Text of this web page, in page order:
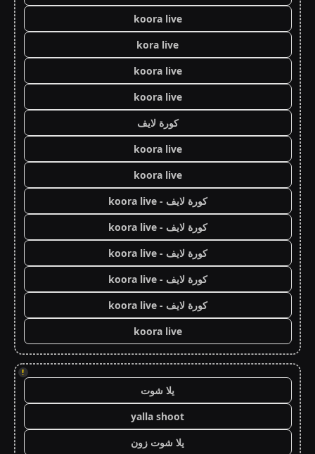
koora live
kora live
koora live
koora live
كورة لايف
koora live
koora live
كورة لايف - koora live
كورة لايف - koora live
كورة لايف - koora live
كورة لايف - koora live
كورة لايف - koora live
koora live
!
يلا شوت
yalla shoot
يلا شوت زون